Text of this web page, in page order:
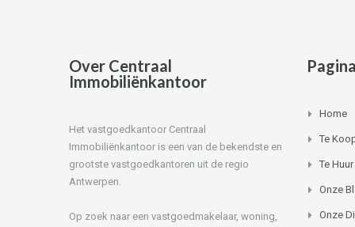
Over Centraal
Immobiliënkantoor
Het vastgoedkantoor Centraal
Immobiliënkantoor is een van de bekendste en
grootste vastgoedkantoren uit de regio
Antwerpen.
Op zoek naar een vastgoedmakelaar, woning,
Home
Te
Te Huur
Onze
Onze